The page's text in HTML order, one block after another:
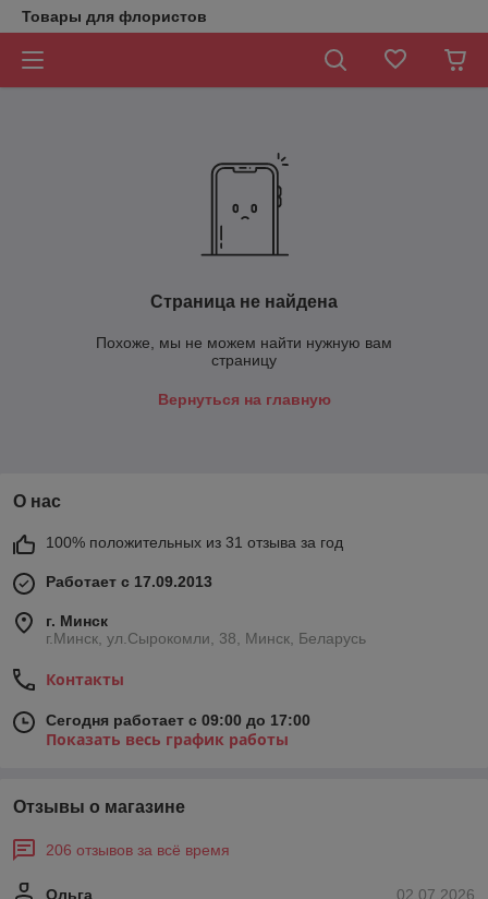
Товары для флористов
Страница не найдена
Похоже, мы не можем найти нужную вам
страницу
Вернуться на главную
О нас
100% положительных из 31 отзыва за год
Работает с 17.09.2013
г. Минск
г.Минск, ул.Сырокомли, 38, Минск, Беларусь
Контакты
Сегодня работает с 09:00 до 17:00
Показать весь график работы
Отзывы о магазине
206 отзывов за всё время
02.07.2026
Ольга